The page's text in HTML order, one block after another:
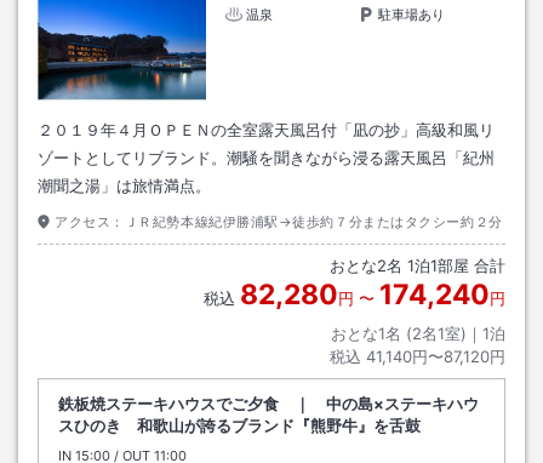
温泉
駐車場あり
２０１９年４月ＯＰＥＮの全室露天風呂付「凪の抄」高級和風リ
ゾートとしてリブランド。潮騒を聞きながら浸る露天風呂「紀州
潮聞之湯」は旅情満点。
アクセス： ＪＲ紀勢本線紀伊勝浦駅→徒歩約７分またはタクシー約２分
おとな2名 1泊1部屋 合計
税込 82,280円 〜 174,240円
おとな1名 (2名1室)｜ 1泊
税込 41,140円〜87,120円
鉄板焼ステーキハウスでご夕食 ｜ 中の島×ステーキハウ
スひのき 和歌山が誇るブランド『熊野牛』を舌鼓
IN チェックイン
15:00 / OUT チェックアウト
11:00